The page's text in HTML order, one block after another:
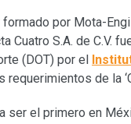
por Mota-
Cuatro S.A. de
(DOT) por el
de la
ser el primero en